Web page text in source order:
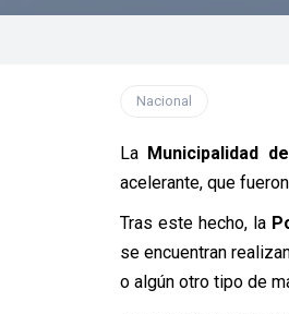
Nacional
La Municipalidad
acelerante, que
Tras este hecho, la
se encuentran
o algún otro tipo de